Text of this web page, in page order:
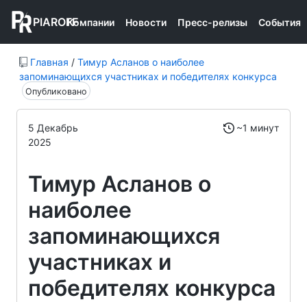
PIAROFFКомпании Новости Пресс-релизы События
Главная / Тимур Асланов о наиболее
запоминающихся участниках и победителях конкурса
Опубликовано
5 Декабрь
2025
~1 минут
Тимур Асланов о
наиболее
запоминающихся
участниках и
победителях конкурса